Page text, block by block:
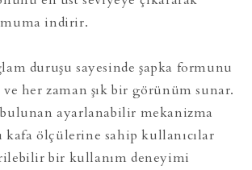
indirir.
duruşu sayesinde şapka formunu
ve her zaman şık bir görünüm sunar.
bulunan ayarlanabilir mekanizma
kafa ölçülerine sahip kullanıcılar
bir kullanım deneyimi